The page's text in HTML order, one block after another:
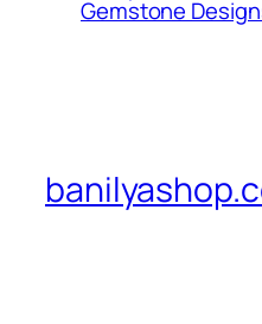
Gemstone